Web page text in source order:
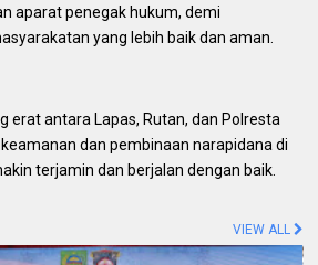
aparat penegak hukum, demi
yang lebih baik dan aman.
erat antara Lapas, Rutan, dan Polresta
dan pembinaan narapidana di
terjamin dan berjalan dengan baik.
VIEW ALL